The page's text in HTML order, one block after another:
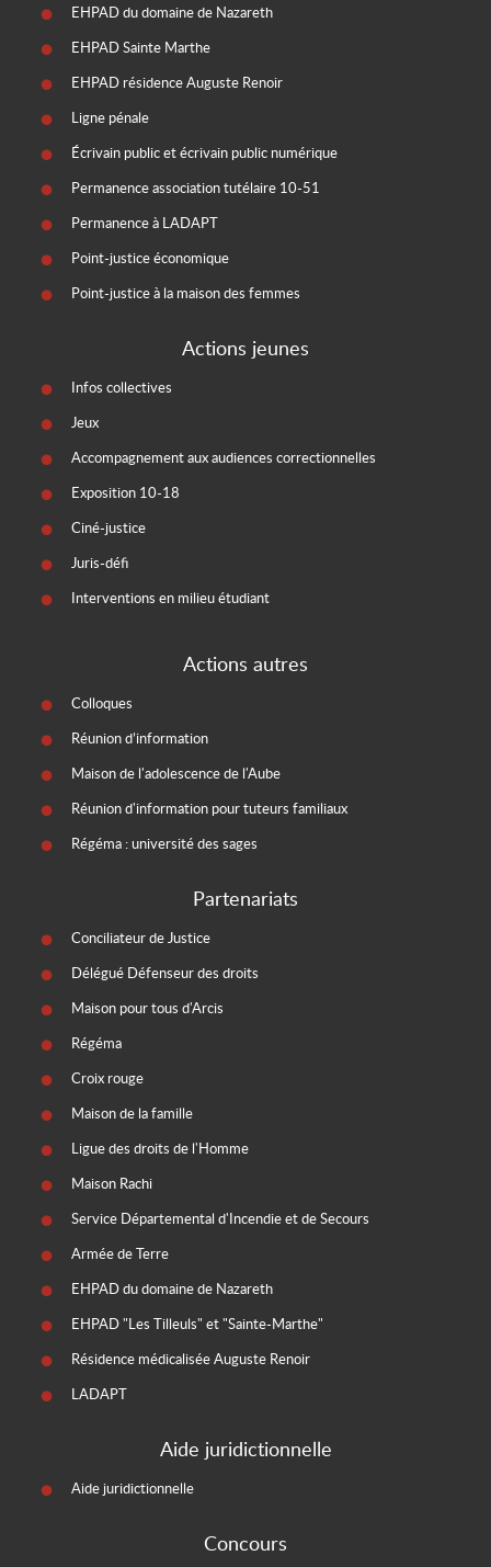
EHPAD du domaine de Nazareth
EHPAD Sainte Marthe
EHPAD résidence Auguste Renoir
Ligne pénale
Écrivain public et écrivain public numérique
Permanence association tutélaire 10-51
Permanence à LADAPT
Point-justice économique
Point-justice à la maison des femmes
Actions jeunes
Infos collectives
Jeux
Accompagnement aux audiences correctionnelles
Exposition 10-18
Ciné-justice
Juris-défi
Interventions en milieu étudiant
Actions autres
Colloques
Réunion d’information
Maison de l'adolescence de l'Aube
Réunion d'information pour tuteurs familiaux
Régéma : université des sages
Partenariats
Conciliateur de Justice
Délégué Défenseur des droits
Maison pour tous d'Arcis
Régéma
Croix rouge
Maison de la famille
Ligue des droits de l'Homme
Maison Rachi
Service Départemental d'Incendie et de Secours
Armée de Terre
EHPAD du domaine de Nazareth
EHPAD "Les Tilleuls" et "Sainte-Marthe"
Résidence médicalisée Auguste Renoir
LADAPT
Aide juridictionnelle
Aide juridictionnelle
Concours